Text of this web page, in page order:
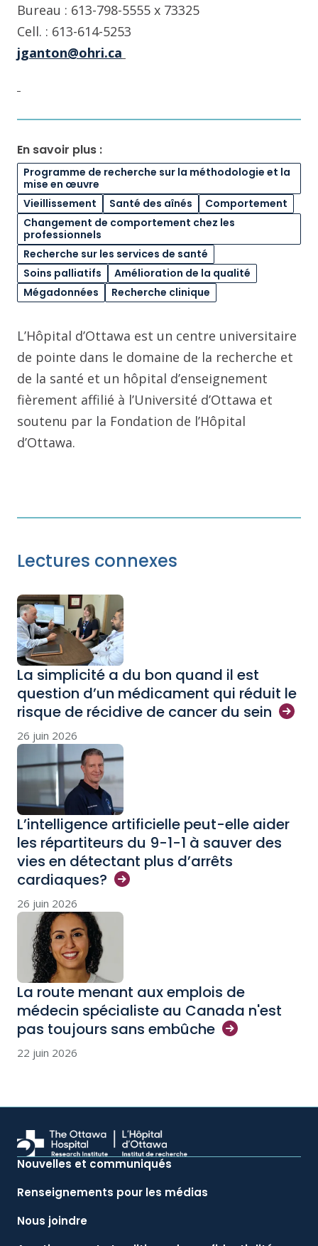
Bureau : 613-798-5555 x 73325
Cell. : 613-614-5253
jganton@ohri.ca
En savoir plus :
Programme de recherche sur la méthodologie et la
mise en œuvre
Vieillissement
Santé des aînés
Comportement
Changement de comportement chez les
professionnels
Recherche sur les services de santé
Soins palliatifs
Amélioration de la qualité
Mégadonnées
Recherche clinique
L’Hôpital d’Ottawa est un centre universitaire
de pointe dans le domaine de la recherche et
de la santé et un hôpital d’enseignement
fièrement affilié à l’Université d’Ottawa et
soutenu par la Fondation de l’Hôpital
d’Ottawa.
Lectures connexes
La simplicité a du bon quand il est
question d’un médicament qui réduit le
risque de récidive de cancer du sein
26 juin 2026
L’intelligence artificielle peut-elle aider
les répartiteurs du 9-1-1 à sauver des
vies en détectant plus d’arrêts
cardiaques?
26 juin 2026
La route menant aux emplois de
médecin spécialiste au Canada n'est
pas toujours sans embûche
22 juin 2026
Nouvelles et communiqués
Renseignements pour les médias
Nous joindre